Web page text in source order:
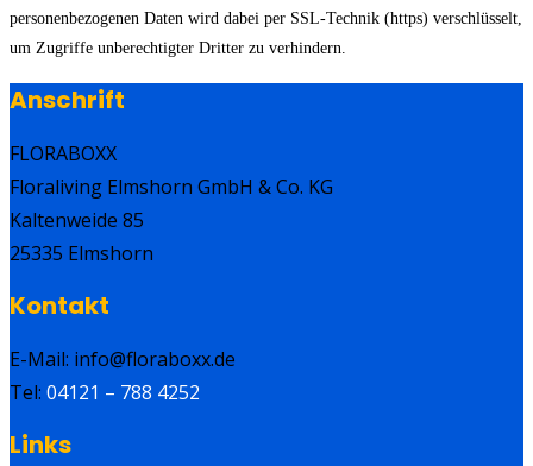
personenbezogenen Daten wird dabei per SSL-Technik (https) verschlüsselt,
um Zugriffe unberechtigter Dritter zu verhindern.
Anschrift
FLORABOXX
Floraliving Elmshorn GmbH & Co. KG
Kaltenweide 85
25335 Elmshorn
Kontakt
E-Mail: info@floraboxx.de
Tel: 04121 – 788 4252
Links